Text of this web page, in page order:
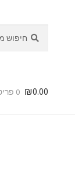
עבור:
₪0.00 0 פריטים